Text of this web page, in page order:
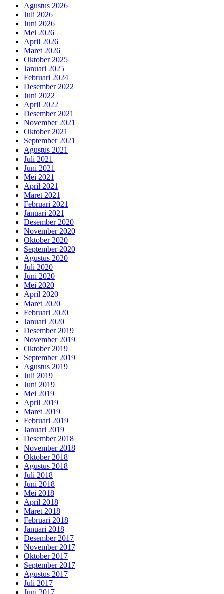
Agustus 2026
Juli 2026
Juni 2026
Mei 2026
April 2026
Maret 2026
Oktober 2025
Januari 2025
Februari 2024
Desember 2022
Juni 2022
April 2022
Desember 2021
November 2021
Oktober 2021
September 2021
Agustus 2021
Juli 2021
Juni 2021
Mei 2021
April 2021
Maret 2021
Februari 2021
Januari 2021
Desember 2020
November 2020
Oktober 2020
September 2020
Agustus 2020
Juli 2020
Juni 2020
Mei 2020
April 2020
Maret 2020
Februari 2020
Januari 2020
Desember 2019
November 2019
Oktober 2019
September 2019
Agustus 2019
Juli 2019
Juni 2019
Mei 2019
April 2019
Maret 2019
Februari 2019
Januari 2019
Desember 2018
November 2018
Oktober 2018
Agustus 2018
Juli 2018
Juni 2018
Mei 2018
April 2018
Maret 2018
Februari 2018
Januari 2018
Desember 2017
November 2017
Oktober 2017
September 2017
Agustus 2017
Juli 2017
Juni 2017